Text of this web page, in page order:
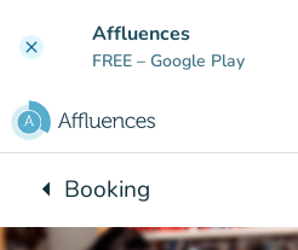
clear Affluences
FREE – Google Play
arrow_leftBack to:
Booking